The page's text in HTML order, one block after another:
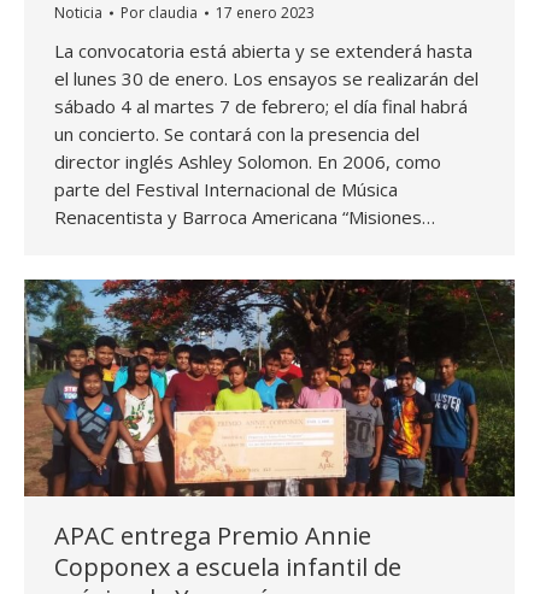
Noticia Por claudia 17 enero 2023
La convocatoria está abierta y se extenderá hasta
el lunes 30 de enero. Los ensayos se realizarán del
sábado 4 al martes 7 de febrero; el día final habrá
un concierto. Se contará con la presencia del
director inglés Ashley Solomon. En 2006, como
parte del Festival Internacional de Música
Renacentista y Barroca Americana “Misiones…
APAC entrega Premio Annie
Copponex a escuela infantil de